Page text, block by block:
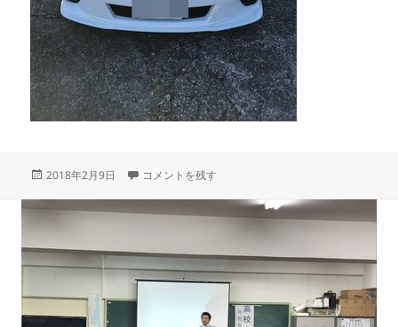
投
2018年2月9日 今回は『UMEちゃん』です！ に
コメントを残す